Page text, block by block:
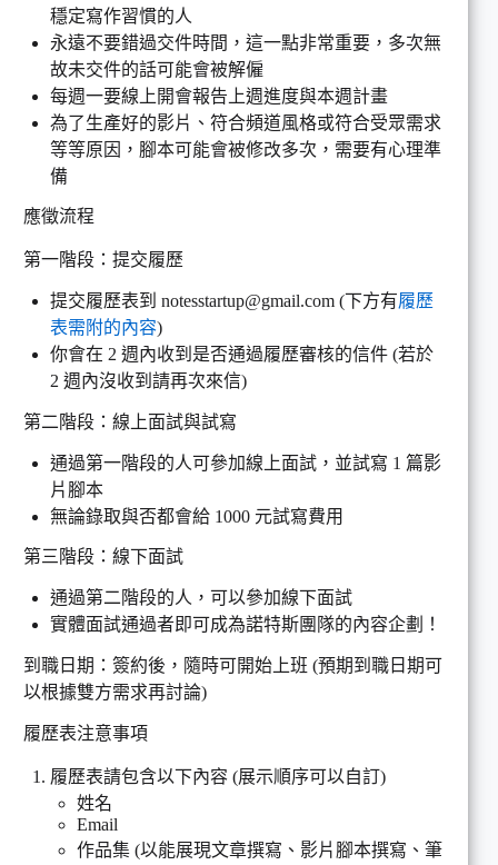
穩定寫作習慣的人
永遠不要錯過交件時間，這一點非常重要，多次無
故未交件的話可能會被解僱
每週一要線上開會報告上週進度與本週計畫
為了生產好的影片、符合頻道風格或符合受眾需求
等等原因，腳本可能會被修改多次，需要有心理準
備
應徵流程
第一階段：提交履歷
提交履歷表到 notesstartup@gmail.com (下方有履歷
表需附的內容)
你會在 2 週內收到是否通過履歷審核的信件 (若於
2 週內沒收到請再次來信)
第二階段：線上面試與試寫
通過第一階段的人可參加線上面試，並試寫 1 篇影
片腳本
無論錄取與否都會給 1000 元試寫費用
第三階段：線下面試
通過第二階段的人，可以參加線下面試
實體面試通過者即可成為諾特斯團隊的內容企劃！
到職日期：簽約後，隨時可開始上班 (預期到職日期可
以根據雙方需求再討論)
履歷表注意事項
履歷表請包含以下內容 (展示順序可以自訂)
姓名
Email
作品集 (以能展現文章撰寫、影片腳本撰寫、筆